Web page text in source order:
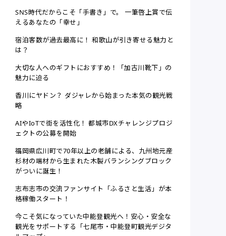
SNS時代だからこそ「手書き」で。 一筆啓上賞で伝
えるあなたの「幸せ」
宿泊客数が過去最高に！ 和歌山が引き寄せる魅力と
は？
大切な人へのギフトにおすすめ！「加古川靴下」の
魅力に迫る
香川にヤドン？ ダジャレから始まった本気の観光戦
略
AIやIoTで街を活性化！ 都城市DXチャレンジプロジ
ェクトの公募を開始
福岡県広川町で70年以上の老舗による、九州地元産
杉材の端材から生まれた木製バランシングブロック
がついに誕生！
志布志市の交流ファンサイト「ふるさと生活」が本
格稼働スタート！
今こそ気になっていた中能登観光へ！安心・安全な
観光をサポートする「七尾市・中能登町観光デジタ